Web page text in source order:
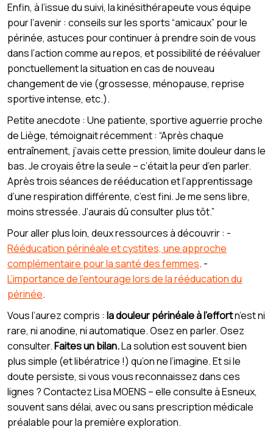
Enfin, à l’issue du suivi, la kinésithérapeute vous équipe
pour l’avenir : conseils sur les sports “amicaux” pour le
périnée, astuces pour continuer à prendre soin de vous
dans l’action comme au repos, et possibilité de réévaluer
ponctuellement la situation en cas de nouveau
changement de vie (grossesse, ménopause, reprise
sportive intense, etc.).
Petite anecdote : Une patiente, sportive aguerrie proche
de Liège, témoignait récemment : “Après chaque
entraînement, j’avais cette pression, limite douleur dans le
bas. Je croyais être la seule – c’était la peur d’en parler.
Après trois séances de rééducation et l’apprentissage
d’une respiration différente, c’est fini. Je me sens libre,
moins stressée. J’aurais dû consulter plus tôt.”
Pour aller plus loin, deux ressources à découvrir : -
Rééducation périnéale et cystites, une approche
complémentaire pour la santé des femmes. -
L’importance de l’entourage lors de la rééducation du
périnée.
Vous l’aurez compris : la douleur périnéale à l’effortn’est ni
rare, ni anodine, ni automatique. Osez en parler. Osez
consulter.Faites un bilan.La solution est souvent bien
plus simple (et libératrice !) qu’on ne l’imagine. Et si le
doute persiste, si vous vous reconnaissez dans ces
lignes ? Contactez Lisa MOENS – elle consulte à Esneux,
souvent sans délai, avec ou sans prescription médicale
préalable pour la première exploration.